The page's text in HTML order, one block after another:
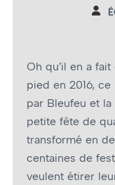
Oh qu’il en a
pied en 2016,
par Bleufeu et la
petite fête de
transformé en
centaines de
veulent étirer